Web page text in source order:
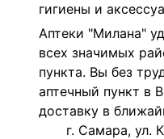
гигиены и
Аптеки "Милана"
всех значимых
пункта. Вы без
аптечный пункт в
доставку в
г. Самара, ул.